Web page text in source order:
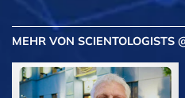
MEHR VON SCIENTOLOGISTS